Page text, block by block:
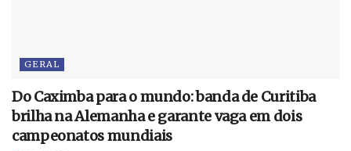
GERAL
Do Caximba para o mundo: banda de Curitiba
brilha na Alemanha e garante vaga em dois
campeonatos mundiais